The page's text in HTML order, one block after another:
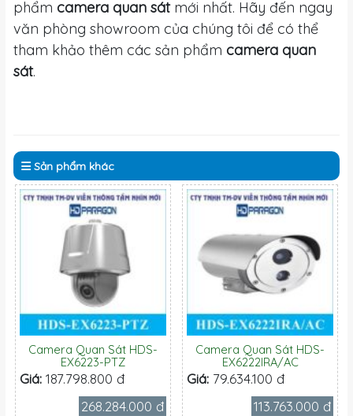
phẩm camera quan sátmới nhất. Hãy đến ngay
văn phòng showroom của chúng tôi để có thể
tham khảo thêm các sản phẩm camera quan
sát.
Sản phẩm khác
Camera Quan Sát HDS-
EX6223-PTZ
Giá: 187.798.800 đ
268.284.000 đ
Camera Quan Sát HDS-
EX6222IRA/AC
Giá: 79.634.100 đ
113.763.000 đ